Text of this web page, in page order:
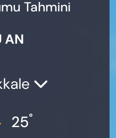
Tahmini
AN
25°
ve Fikstür